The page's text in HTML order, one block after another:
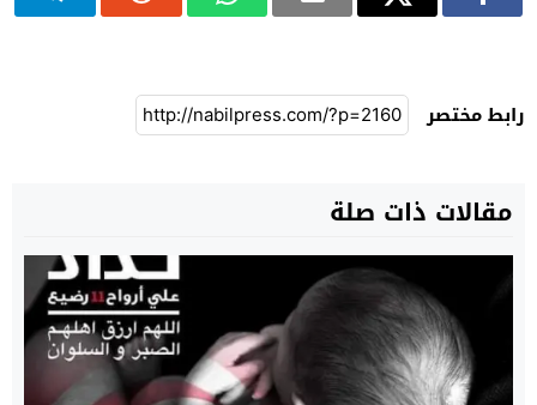
رابط مختصر
مقالات ذات صلة